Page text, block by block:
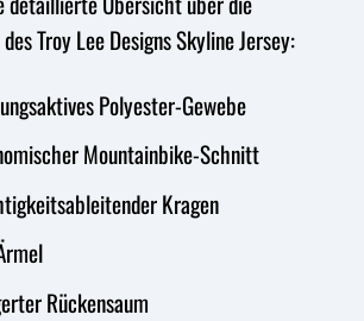
Troy Lee Designs Skyline Jersey:
Polyester-Gewebe
Mountainbike-Schnitt
Kragen
Rückensaum